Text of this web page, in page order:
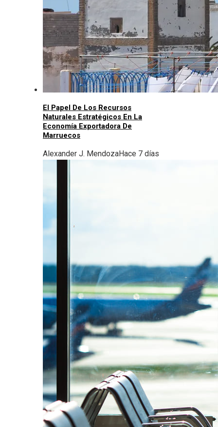
El Papel De Los Recursos
Naturales Estratégicos En La
Economía Exportadora De
Marruecos
Alexander J. MendozaHace 7 días